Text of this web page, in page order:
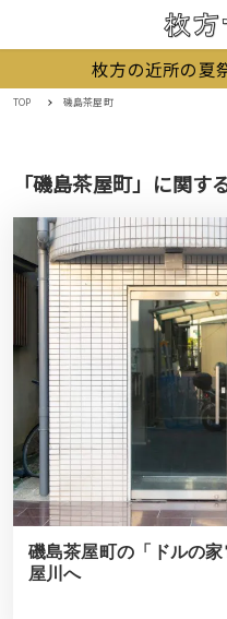
枚方の近所の夏
TOP 磯島茶屋町
「磯島茶屋町」に関す
磯島茶屋町の「ドルの
屋川へ